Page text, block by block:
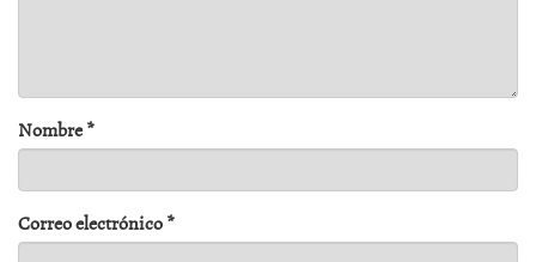
Nombre*
Correo electrónico*